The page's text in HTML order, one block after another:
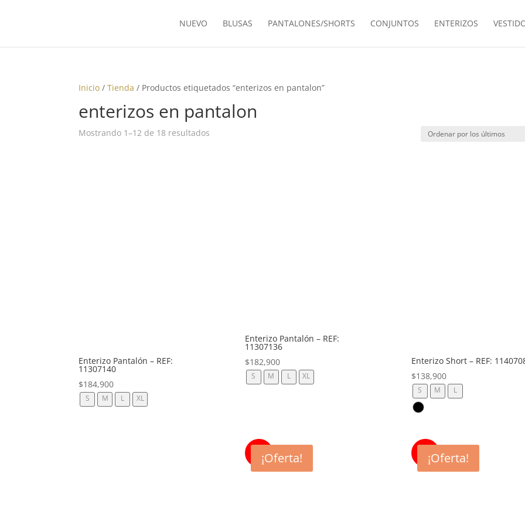
NUEVO BLUSAS PANTALONES/SHORTS CONJUNTOS ENTERIZOS
Inicio /Tienda / Productos etiquetados “enterizos en pantalon”
enterizos en pantalon
Mostrando 1–12 de 18 resultados
Enterizo Pantalón – REF:
11307140
$184,900
S M L XL
Enterizo Pantalón – REF:
11307136
$182,900
S M L XL
Enterizo Short – REF:
$138,900
S M L
40%¡Oferta! 57%¡Oferta!